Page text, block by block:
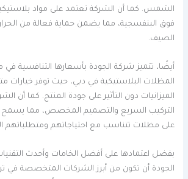
الشمس. كما أن الشركة تعتمد على مواد
فوق البنفسجية، مما يضمن حماية فعالة من
الصيف.
أيضًا، تتميز شركة الجودة بأسعارها التنافسية في
المظلات البلاستيكية في دبي، حيث توفر
الميزانيات دون التأثير على جودة المنتج. كما أن
التركيب السريع والتصميم المخصص، مما يسمح
على مظلات تتناسب مع احتياجاتهم ومتطلباتهم
بفضل اعتمادها على أفضل الخامات وأحدث
الجودة أن تكون من أبرز الشركات المتخصصة في